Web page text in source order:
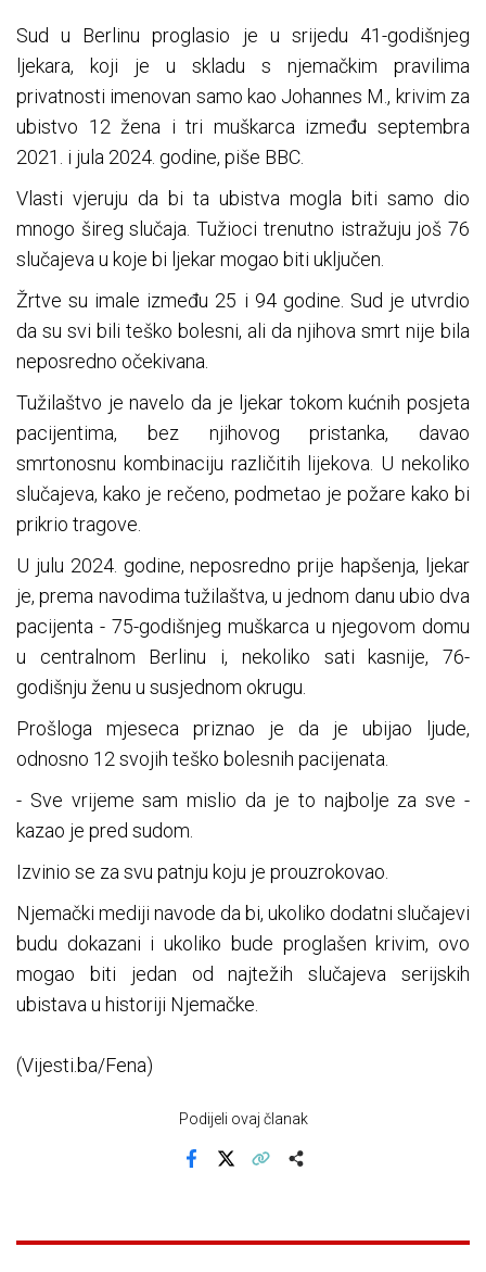
Sud u Berlinu proglasio je u srijedu 41-godišnjeg
ljekara, koji je u skladu s njemačkim pravilima
privatnosti imenovan samo kao Johannes M., krivim za
ubistvo 12 žena i tri muškarca između septembra
2021. i jula 2024. godine, piše BBC.
Vlasti vjeruju da bi ta ubistva mogla biti samo dio
mnogo šireg slučaja. Tužioci trenutno istražuju još 76
slučajeva u koje bi ljekar mogao biti uključen.
Žrtve su imale između 25 i 94 godine. Sud je utvrdio
da su svi bili teško bolesni, ali da njihova smrt nije bila
neposredno očekivana.
Tužilaštvo je navelo da je ljekar tokom kućnih posjeta
pacijentima, bez njihovog pristanka, davao
smrtonosnu kombinaciju različitih lijekova. U nekoliko
slučajeva, kako je rečeno, podmetao je požare kako bi
prikrio tragove.
U julu 2024. godine, neposredno prije hapšenja, ljekar
je, prema navodima tužilaštva, u jednom danu ubio dva
pacijenta - 75-godišnjeg muškarca u njegovom domu
u centralnom Berlinu i, nekoliko sati kasnije, 76-
godišnju ženu u susjednom okrugu.
Prošloga mjeseca priznao je da je ubijao ljude,
odnosno 12 svojih teško bolesnih pacijenata.
- Sve vrijeme sam mislio da je to najbolje za sve -
kazao je pred sudom.
Izvinio se za svu patnju koju je prouzrokovao.
Njemački mediji navode da bi, ukoliko dodatni slučajevi
budu dokazani i ukoliko bude proglašen krivim, ovo
mogao biti jedan od najtežih slučajeva serijskih
ubistava u historiji Njemačke.
(Vijesti.ba/Fena)
Podijeli ovaj članak